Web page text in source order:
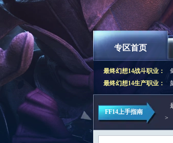
专区首页
最终幻想14战斗职业：
最终幻想14生产职业：
FF14上手指南
>